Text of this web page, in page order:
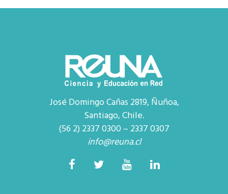
José Domingo Cañas 2819, Ñuñoa,
Santiago, Chile.
(56 2) 2337 0300 – 2337 0307
info@reuna.cl